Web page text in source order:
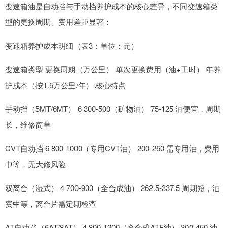
变速箱油是自动挡与手动挡养护成本的核心差异，不同变速箱类
型的更换周期、费用差距显著：
变速箱养护成本明细（表3：单位：元）
变速箱类型 更换周期（万公里） 单次更换费用（油+工时） 年养
护成本（按1.5万公里/年） 核心特点
手动挡（5MT/6MT） 6 300-500（矿物油） 75-125 油便宜，周期
长，维修简单
CVT自动挡 6 800-1000（专用CVT油） 200-250 需专用油，费用
中等，无大修风险
双离合（湿式） 4 700-900（全合成油） 262.5-337.5 周期短，油
费中等，离合片需定期检查